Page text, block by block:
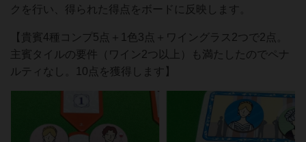
クを行い、得られた得点をボードに反映します。
【貴賓4種コンプ5点＋1色3点＋ワイングラス2つで2点。
主賓タイルの要件（ワイン2つ以上）も満たしたのでペナ
ルティなし。10点を獲得します】